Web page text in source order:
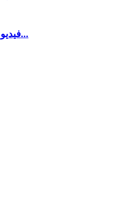
فيديو جديد مرعب احد المجندين داخل المعسكر يوثق لحظات القصف الشديد وهروب وذعر الأفراد في...